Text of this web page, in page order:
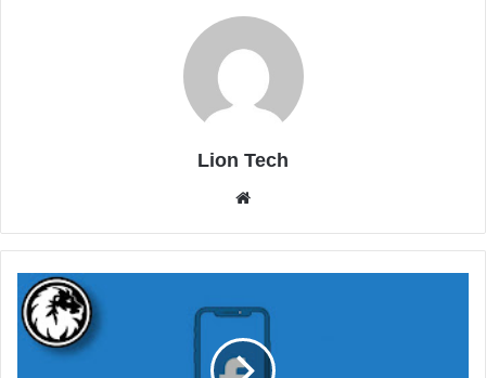
Lion Tech